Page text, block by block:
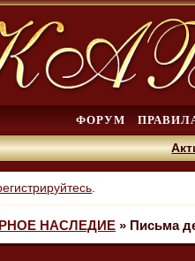
ФОРУМ
НАСЛЕДИЕ » Письма